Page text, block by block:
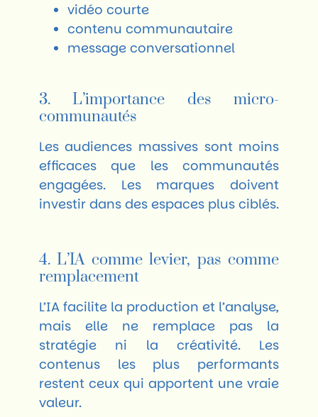
vidéo courte
contenu communautaire
message conversationnel
3. L’importance des micro-
communautés
Les audiences massives sont moins
efficaces que les communautés
engagées. Les marques doivent
investir dans des espaces plus ciblés.
4. L’IA comme levier, pas comme
remplacement
L’IA facilite la production et l’analyse,
mais elle ne remplace pas la
stratégie ni la créativité. Les
contenus les plus performants
restent ceux qui apportent une vraie
valeur.